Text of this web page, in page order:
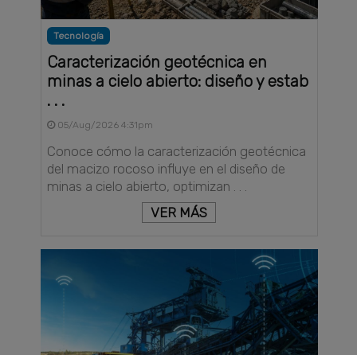
Tecnología
Caracterización geotécnica en
minas a cielo abierto: diseño y estab
. . .
05/Aug/2026 4:31pm
Conoce cómo la caracterización geotécnica
del macizo rocoso influye en el diseño de
minas a cielo abierto, optimizan . . .
VER MÁS